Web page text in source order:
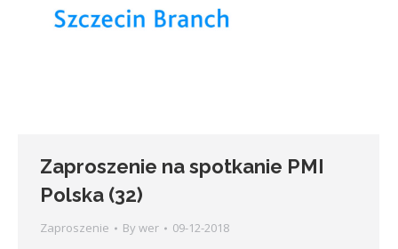
Zaproszenie na spotkanie PMI
Polska (32)
Zaproszenie By wer 09-12-2018